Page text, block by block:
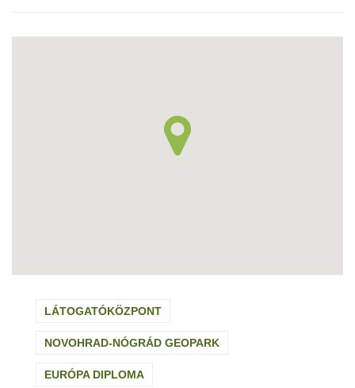
LÁTOGATÓKÖZPONT
NOVOHRAD-NÓGRÁD GEOPARK
EURÓPA DIPLOMA